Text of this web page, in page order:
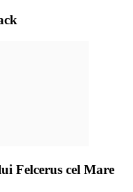
Felcerus cel Mare